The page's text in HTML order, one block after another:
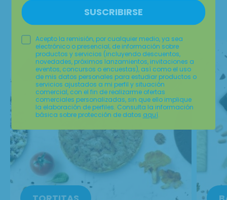
LO MEJOR DE LA CASA
SUSCRIBIRSE
Acepto la remisión, por cualquier medio, ya sea
electrónico o presencial, de información sobre
productos y servicios (incluyendo descuentos,
novedades, próximos lanzamientos, invitaciones a
eventos, concursos o encuestas), así como el uso
de mis datos personales para estudiar productos o
servicios ajustados a mi perfil y situación
comercial, con el fin de realizarme ofertas
comerciales personalizadas, sin que ello implique
la elaboración de perfiles. Consulta la información
básica sobre protección de datos aquí.